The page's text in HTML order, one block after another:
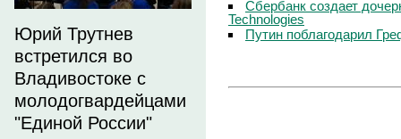
Юрий Трутнев
встретился во
Владивостоке с
молодогвардейцами
"Единой России"
Сбербанк создает
Technologies
Путин поблагодарил